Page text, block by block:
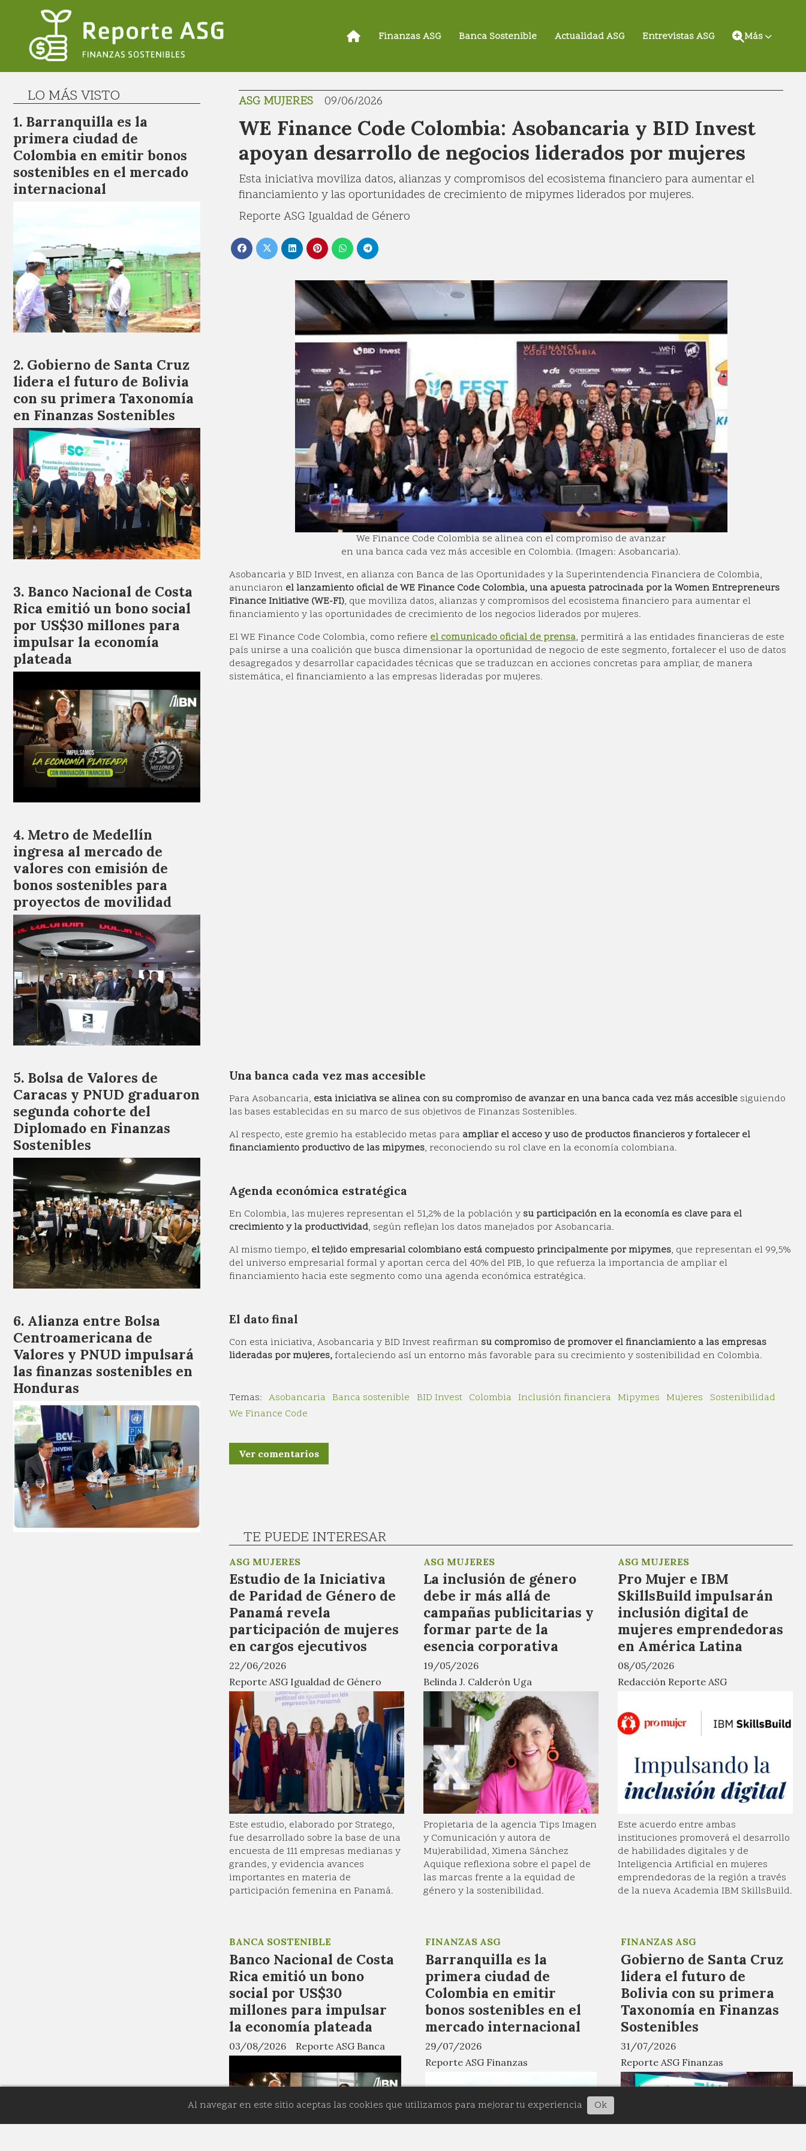
Finanzas ASG Banca Sostenible Actualidad ASG Entrevistas ASG Más
WE Finance Code Colombia: Asobancaria y BID Invest
apoyan desarrollo de negocios liderados por mujeres
Esta iniciativa moviliza datos, alianzas y compromisos del ecosistema financiero para aumentar el
financiamiento y las oportunidades de crecimiento de mipymes liderados por mujeres.
ASG MUJERES 09/06/2026
Reporte ASG Igualdad de Género
We Finance Code Colombia se alinea con el compromiso de avanzar
en una banca cada vez más accesible en Colombia. (Imagen: Asobancaria).
Asobancaria y BID Invest, en alianza con Banca de las Oportunidades y la Superintendencia Financiera de Colombia,
anunciaron el lanzamiento oficial de WE Finance Code Colombia, una apuesta patrocinada por la Women Entrepreneurs
Finance Initiative (WE-FI), que moviliza datos, alianzas y compromisos del ecosistema financiero para aumentar el
financiamiento y las oportunidades de crecimiento de los negocios liderados por mujeres.
El WE Finance Code Colombia, como refiere el comunicado oficial de prensa, permitirá a las entidades financieras de este
país unirse a una coalición que busca dimensionar la oportunidad de negocio de este segmento, fortalecer el uso de datos
desagregados y desarrollar capacidades técnicas que se traduzcan en acciones concretas para ampliar, de manera
sistemática, el financiamiento a las empresas lideradas por mujeres.
Una banca cada vez mas accesible
Para Asobancaria, esta iniciativa se alinea con su compromiso de avanzar en una banca cada vez más accesible siguiendo
las bases establecidas en su marco de sus objetivos de Finanzas Sostenibles.
Al respecto, este gremio ha establecido metas para ampliar el acceso y uso de productos financieros y fortalecer el
financiamiento productivo de las mipymes, reconociendo su rol clave en la economía colombiana.
Agenda económica estratégica
En Colombia, las mujeres representan el 51,2% de la población y su participación en la economía es clave para el
crecimiento y la productividad, según reflejan los datos manejados por Asobancaria.
Al mismo tiempo, el tejido empresarial colombiano está compuesto principalmente por mipymes, que representan el 99,5%
del universo empresarial formal y aportan cerca del 40% del PIB, lo que refuerza la importancia de ampliar el
financiamiento hacia este segmento como una agenda económica estratégica.
El dato final
Con esta iniciativa, Asobancaria y BID Invest reafirman su compromiso de promover el financiamiento a las empresas
lideradas por mujeres, fortaleciendo así un entorno más favorable para su crecimiento y sostenibilidad en Colombia.
Asobancaria Banca sostenible BID Invest Colombia Inclusión financiera Mipymes Mujeres
Sostenibilidad
We Finance Code
Ver comentarios
TE PUEDE INTERESAR
Estudio de la Iniciativa
de Paridad de Género de
Panamá revela
participación de mujeres
en cargos ejecutivos
Reporte ASG Igualdad de Género
ASG MUJERES
22/06/2026
Este estudio, elaborado por Stratego,
fue desarrollado sobre la base de una
encuesta de 111 empresas medianas y
grandes, y evidencia avances
importantes en materia de
participación femenina en Panamá.
La inclusión de género
debe ir más allá de
campañas publicitarias y
formar parte de la
esencia corporativa
Belinda J. Calderón Uga
ASG MUJERES
19/05/2026
Propietaria de la agencia Tips Imagen
y Comunicación y autora de
Mujerabilidad, Ximena Sánchez
Aquique reflexiona sobre el papel de
las marcas frente a la equidad de
género y la sostenibilidad.
Pro Mujer e IBM
SkillsBuild impulsarán
inclusión digital de
mujeres emprendedoras
en América Latina
Redacción Reporte ASG
ASG MUJERES
08/05/2026
Este acuerdo entre ambas
instituciones promoverá el desarrollo
de habilidades digitales y de
Inteligencia Artificial en mujeres
emprendedoras de la región a través
de la nueva Academia IBM SkillsBuild.
Banco Nacional de Costa
Rica emitió un bono
social por US$30
millones para impulsar
la economía plateada
Reporte ASG Banca
BANCA SOSTENIBLE
03/08/2026
Barranquilla es la
primera ciudad de
Colombia en emitir
bonos sostenibles en el
mercado internacional
Reporte ASG Finanzas
FINANZAS ASG
29/07/2026
Gobierno de Santa Cruz
lidera el futuro de
Bolivia con su primera
Taxonomía en Finanzas
Sostenibles
Reporte ASG Finanzas
FINANZAS ASG
31/07/2026
LO MÁS VISTO
Barranquilla es la
primera ciudad de
Colombia en emitir bonos
sostenibles en el mercado
internacional
Gobierno de Santa Cruz
lidera el futuro de Bolivia
con su primera Taxonomía
en Finanzas Sostenibles
Banco Nacional de Costa
Rica emitió un bono social
por US$30 millones para
impulsar la economía
plateada
Metro de Medellín
ingresa al mercado de
valores con emisión de
bonos sostenibles para
proyectos de movilidad
Bolsa de Valores de
Caracas y PNUD graduaron
segunda cohorte del
Diplomado en Finanzas
Sostenibles
Alianza entre Bolsa
Centroamericana de
Valores y PNUD impulsará
las finanzas sostenibles en
Honduras
Al navegar en este sitio aceptas las cookies que utilizamos para mejorar tu experiencia Ok